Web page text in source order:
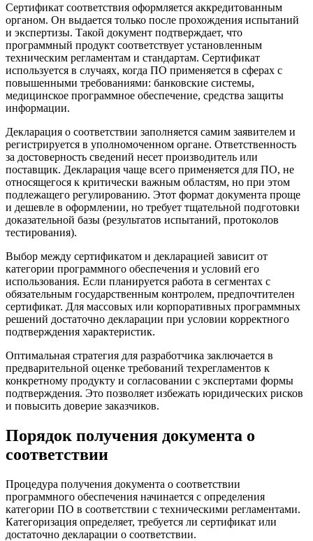
Сертификат соответствия оформляется аккредитованным
органом. Он выдается только после прохождения испытаний
и экспертизы. Такой документ подтверждает, что
программный продукт соответствует установленным
техническим регламентам и стандартам. Сертификат
используется в случаях, когда ПО применяется в сферах с
повышенными требованиями: банковские системы,
медицинское программное обеспечение, средства защиты
информации.
Декларация о соответствии заполняется самим заявителем и
регистрируется в уполномоченном органе. Ответственность
за достоверность сведений несет производитель или
поставщик. Декларация чаще всего применяется для ПО, не
относящегося к критически важным областям, но при этом
подлежащего регулированию. Этот формат документа проще
и дешевле в оформлении, но требует тщательной подготовки
доказательной базы (результатов испытаний, протоколов
тестирования).
Выбор между сертификатом и декларацией зависит от
категории программного обеспечения и условий его
использования. Если планируется работа в сегментах с
обязательным государственным контролем, предпочтителен
сертификат. Для массовых или корпоративных программных
решений достаточно декларации при условии корректного
подтверждения характеристик.
Оптимальная стратегия для разработчика заключается в
предварительной оценке требований техрегламентов к
конкретному продукту и согласовании с экспертами формы
подтверждения. Это позволяет избежать юридических рисков
и повысить доверие заказчиков.
Порядок получения документа о
соответствии
Процедура получения документа о соответствии
программного обеспечения начинается с определения
категории ПО в соответствии с техническими регламентами.
Категоризация определяет, требуется ли сертификат или
достаточно декларации о соответствии.